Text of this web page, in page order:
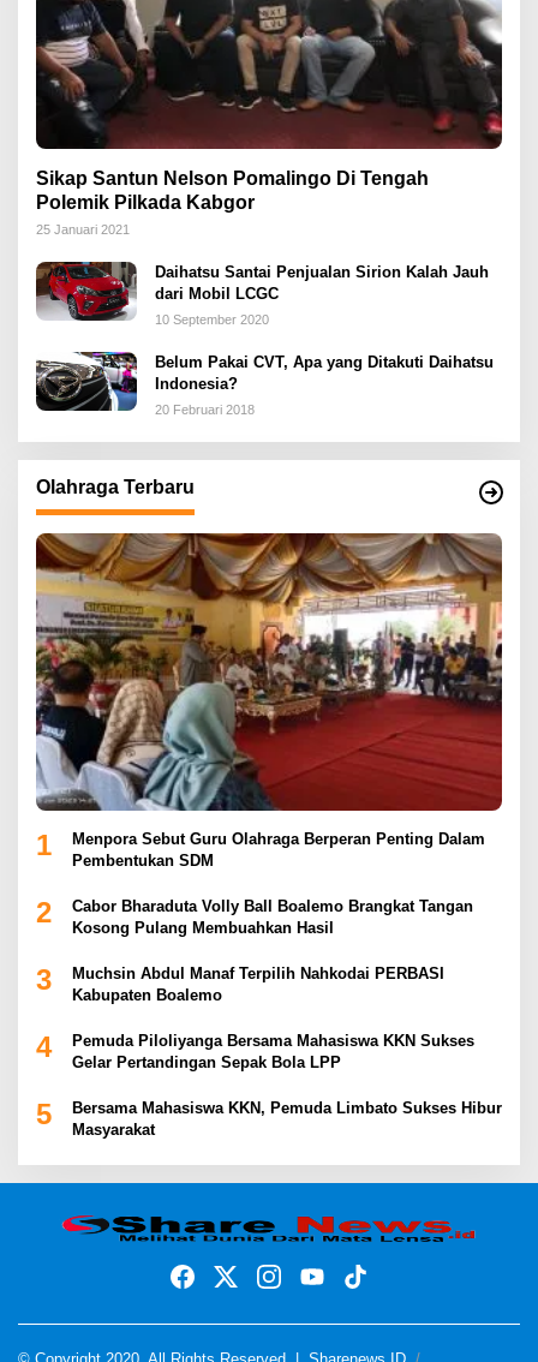
Sikap Santun Nelson Pomalingo Di Tengah
Polemik Pilkada Kabgor
25 Januari 2021
Daihatsu Santai Penjualan Sirion Kalah Jauh
dari Mobil LCGC
10 September 2020
Belum Pakai CVT, Apa yang Ditakuti Daihatsu
Indonesia?
20 Februari 2018
Olahraga Terbaru
1
Menpora Sebut Guru Olahraga Berperan Penting Dalam
Pembentukan SDM
2
Cabor Bharaduta Volly Ball Boalemo Brangkat Tangan
Kosong Pulang Membuahkan Hasil
3
Muchsin Abdul Manaf Terpilih Nahkodai PERBASI
Kabupaten Boalemo
4
Pemuda Piloliyanga Bersama Mahasiswa KKN Sukses
Gelar Pertandingan Sepak Bola LPP
5
Bersama Mahasiswa KKN, Pemuda Limbato Sukses Hibur
Masyarakat